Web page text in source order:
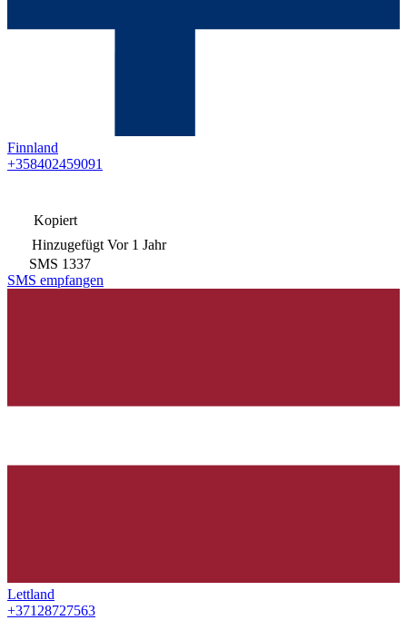
Finnland
+358402459091
Kopiert
Hinzugefügt Vor 1 Jahr
SMS 1337
SMS empfangen
Lettland
+37128727563